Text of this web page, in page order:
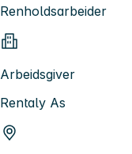
Renholdsarbeider
Arbeidsgiver
Rentaly As